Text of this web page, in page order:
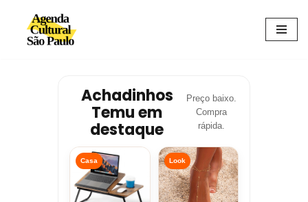
Avançar
Achadinhos
Temu em
destaque
Preço baixo.
Compra
rápida.
Casa Look